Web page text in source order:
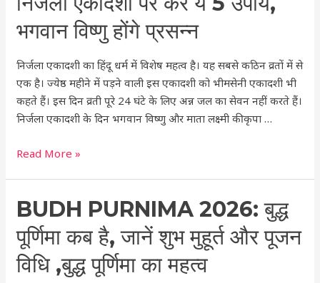
भगवान विष्णु होंगे प्रसन्न
निर्जला एकादशी का हिंदू धर्म में विशेष महत्व है। यह सबसे कठिन व्रतों में से
एक है। ज्येष्ठ महीने में पड़ने वाली इस एकादशी को भीमसेनी एकादशी भी
कहते हैं। इस दिन व्रती पूरे 24 घंटे के लिए अन्न जल का सेवन नहीं करते हैं।
निर्जला एकादशी के दिन भगवान विष्णु और माता लक्ष्मी की कृपा …
एकादशी
पर
ये
5
उपाय,
भगवान
होंगे
प्रसन्न
Read More »
BUDH PURNIMA 2026: बुद्ध
पूर्णिमा कब है, जानें शुभ मुहूर्त और पूजन
विधि ,बुद्ध पूर्णिमा का महत्व
Budh
Purnima
2026:
बुद्ध
पूर्णिमा